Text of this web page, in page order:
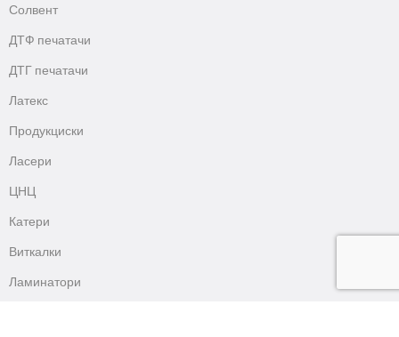
Солвент
ДТФ печатачи
ДТГ печатачи
Латекс
Продукциски
Ласери
ЦНЦ
Катери
Виткалки
Ламинатори